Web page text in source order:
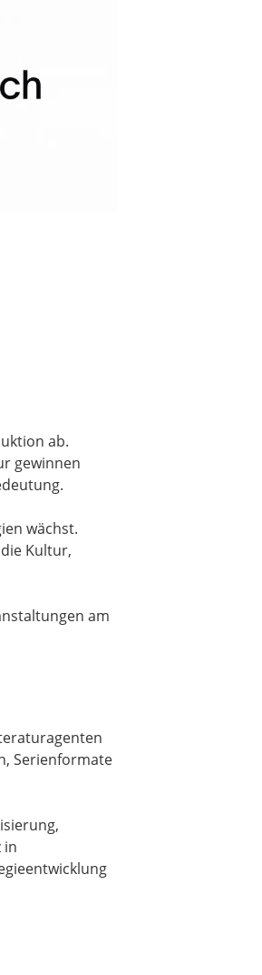
ab.
gewinnen
wächst.
Kultur,
am
Serienformate
in